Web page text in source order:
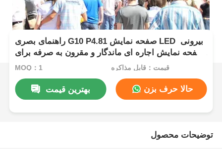
راهنمای بصری G10 P4.81 صفحه نمایش LED بیرونی ️
صفحه نمایش اجاره ای ماندگار و مقرون به صرفه برای
توزیع کنندگان
MOQ：1 قیمت：قابل مذاکره
بهترین قیمت حالا حرف بزن
توضیحات محصول